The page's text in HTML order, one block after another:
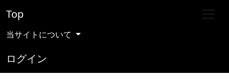
Top
当サイトについて
ログイン